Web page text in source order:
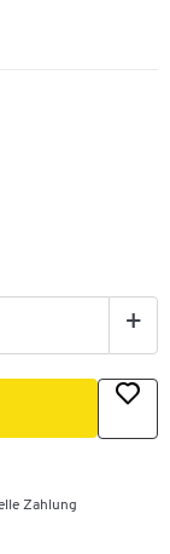
+
Zahlung